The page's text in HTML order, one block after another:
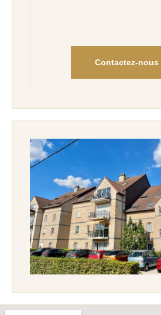
Contactez-nous